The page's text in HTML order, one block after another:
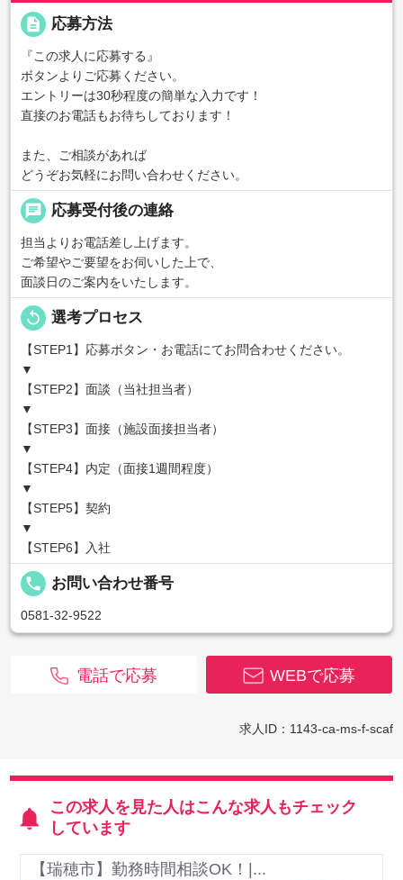
description 応募方法
『この求人に応募する』
ボタンよりご応募ください。
エントリーは30秒程度の簡単な入力です！
直接のお電話もお待ちしております！
また、ご相談があれば
どうぞお気軽にお問い合わせください。
chat 応募受付後の連絡
担当よりお電話差し上げます。
ご希望やご要望をお伺いした上で、
面談日のご案内をいたします。
replay 選考プロセス
【STEP1】応募ボタン・お電話にてお問合わせください。
▼
【STEP2】面談（当社担当者）
▼
【STEP3】面接（施設面接担当者）
▼
【STEP4】内定（面接1週間程度）
▼
【STEP5】契約
▼
【STEP6】入社
local_phone お問い合わせ番号
0581-32-9522
WEBで応募
電話で応募
求人ID：1143-ca-ms-f-scaf
この求人を見た人はこんな求人もチェック
しています
【瑞穂市】勤務時間相談OK！|...